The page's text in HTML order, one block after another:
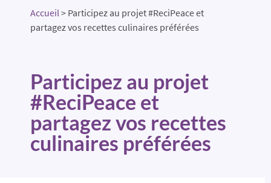
Accueil> Participez au projet #ReciPeace et
partagez vos recettes culinaires préférées
Participez au projet
#ReciPeace et
partagez vos recettes
culinaires préférées